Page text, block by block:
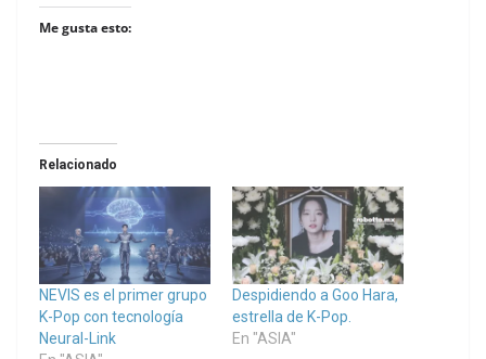
Me gusta esto:
Relacionado
NEVIS es el primer grupo
K-Pop con tecnología
Neural-Link
Despidiendo a Goo Hara,
estrella de K-Pop.
En "ASIA"